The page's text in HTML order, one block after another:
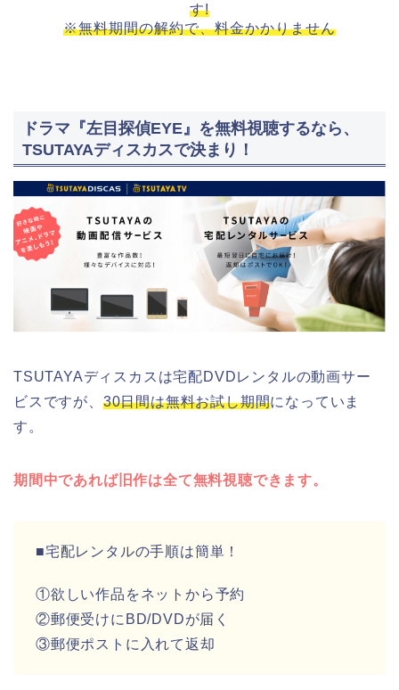
す!
※無料期間の解約で、料金かかりません
ドラマ『左目探偵EYE』を無料視聴するなら、
TSUTAYAディスカスで決まり！
TSUTAYAディスカスは宅配DVDレンタルの動画サー
ビスですが、 30日間は無料お試し期間になっていま
す。
期間中であれば旧作は全て無料視聴できます。
■宅配レンタルの手順は簡単！
①欲しい作品をネットから予約
②郵便受けにBD/DVDが届く
③郵便ポストに入れて返却